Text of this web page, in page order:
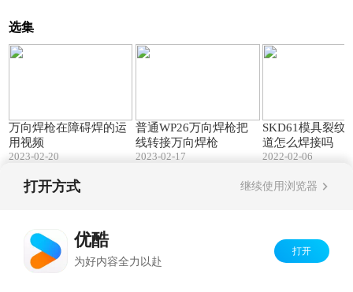
选集
万向焊枪在障碍焊的运
用视频
2023-02-20
普通WP26万向焊枪把
线转接万向焊枪
2023-02-17
SKD61模具裂纹
道怎么焊接吗
2022-02-06
打开方式 继续使用浏览器
优酷
为好内容全力以赴
打开